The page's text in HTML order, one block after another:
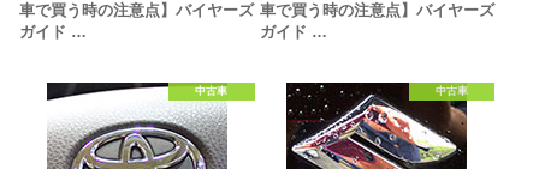
車で買う時の注意点】バイヤーズ
ガイド …
車で買う時の注意点】バイヤーズ
ガイド …
中古車 中古車